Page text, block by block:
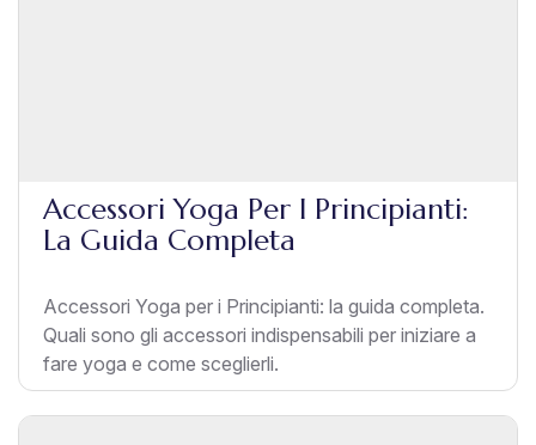
Accessori Yoga Per I Principianti:
La Guida Completa
Accessori Yoga per i Principianti: la guida completa.
Quali sono gli accessori indispensabili per iniziare a
fare yoga e come sceglierli.